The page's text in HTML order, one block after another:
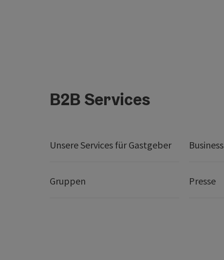
B2B Services
Unsere Services für Gastgeber Business
Gruppen Presse